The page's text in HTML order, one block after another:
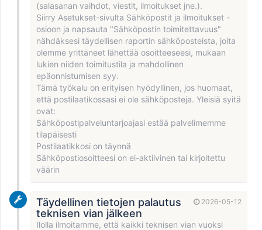
(salasanan vaihdot, viestit, ilmoitukset jne.).
Siirry Asetukset-sivulta Sähköpostit ja ilmoitukset -
osioon ja napsauta "Sähköpostin toimitettavuus"
nähdäksesi täydellisen raportin sähköposteista, joita
olemme yrittäneet lähettää osoitteeseesi, mukaan
lukien niiden toimitustila ja mahdollinen
epäonnistumisen syy.
Tämä työkalu on erityisen hyödyllinen, jos huomaat,
että postilaatikossasi ei ole sähköposteja. Yleisiä syitä
ovat:
Sähköpostipalveluntarjoajasi estää palvelimemme
tilapäisesti
Postilaatikkosi on täynnä
Sähköpostiosoitteesi on ei-aktiivinen tai kirjoitettu
väärin
2026-05-12
Täydellinen tietojen palautus
teknisen vian jälkeen
Ilolla ilmoitamme, että kaikki teknisen vian vuoksi